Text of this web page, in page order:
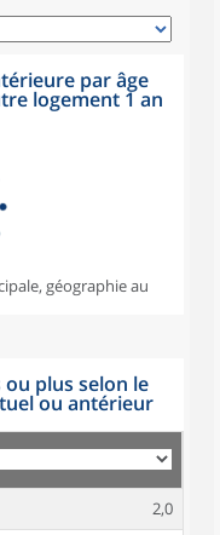
par âge
logement 1 an
géographie au
ou plus selon le
ou antérieur
2,0